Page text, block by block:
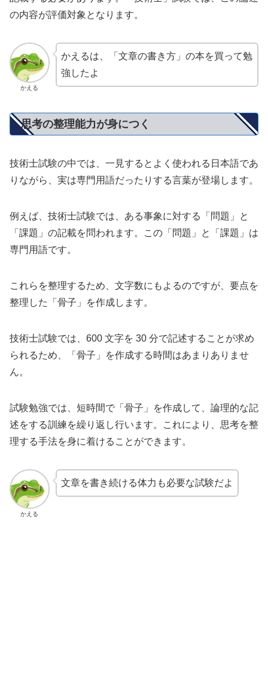
の内容が評価対象となります。
かえる
かえるは、「文章の書き方」の本を買って勉
強したよ
思考の整理能力が身につく
技術士試験の中では、一見するとよく使われる日本語であ
りながら、実は専門用語だったりする言葉が登場します。
例えば、技術士試験では、ある事象に対する「問題」と
「課題」の記載を問われます。この「問題」と「課題」は
専門用語です。
これらを整理するため、文字数にもよるのですが、要点を
整理した「骨子」を作成します。
技術士試験では、600 文字を 30 分で記述することが求め
られるため、「骨子」を作成する時間はあまりありませ
ん。
試験勉強では、短時間で「骨子」を作成して、論理的な記
述をする訓練を繰り返し行います。これにより、思考を整
理する手法を身に着けることができます。
かえる
文章を書き続ける体力も必要な試験だよ